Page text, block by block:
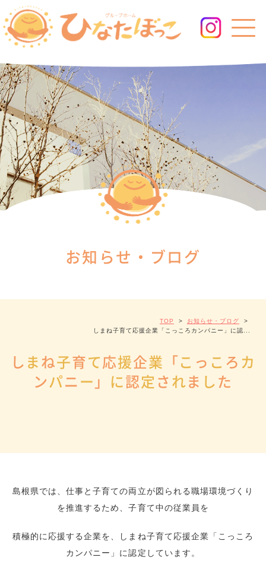
お知らせ・ブログ
TOP > お知らせ・ブログ >
しまね子育て応援企業「こっころカンパニー」に認...
しまね子育て応援企業 「こ っ こ ろカ
ンパニー 」 に認定されま した
島根県では、仕事と子育ての両立が図られる職場環境づくり
を推進するため、子育て中の従業員を
積極的に応援する企業を、しまね子育て応援企業「こっころ
カンパニー」に認定しています。